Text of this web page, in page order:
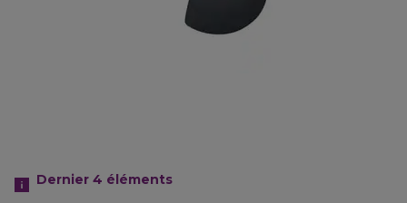
Dernier 4 éléments